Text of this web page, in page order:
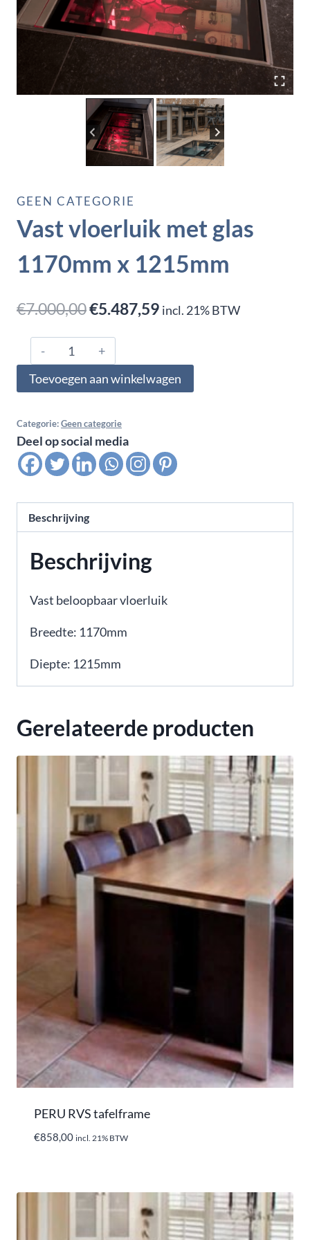
GEEN CATEGORIE
Vast vloerluik met glas
1170mm x 1215mm
€7.000,00Oorspronkelijke
prijs
was:
€7.000,00.
€5.487,59Huidige
€5.487,59.
incl. 21% BTW
Vast
vloerluik
met
1170mm
x
1215mm
Toevoegen aan winkelwagen
Categorie: Geen categorie
Deel op social media
Beschrijving
Beschrijving
Vast beloopbaar vloerluik
Breedte: 1170mm
Diepte: 1215mm
Gerelateerde producten
PERU RVS tafelframe
€858,00 incl. 21% BTW